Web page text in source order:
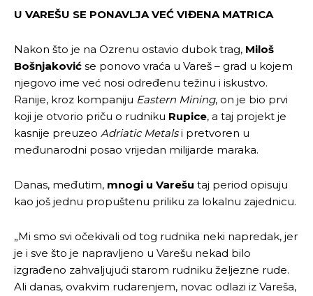
U VAREŠU SE PONAVLJA VEĆ VIĐENA MATRICA
Nakon što je na Ozrenu ostavio dubok trag, Miloš
Bošnjaković se ponovo vraća u Vareš – grad u kojem
njegovo ime već nosi određenu težinu i iskustvo.
Ranije, kroz kompaniju Eastern Mining, on je bio prvi
koji je otvorio priču o rudniku Rupice, a taj projekt je
kasnije preuzeo Adriatic Metalsi pretvoren u
međunarodni posao vrijedan milijarde maraka.
Danas, međutim, mnogi u Varešu taj period opisuju
kao još jednu propuštenu priliku za lokalnu zajednicu.
„Mi smo svi očekivali od tog rudnika neki napredak, jer
je i sve što je napravljeno u Varešu nekad bilo
izgrađeno zahvaljujući starom rudniku željezne rude.
Ali danas, ovakvim rudarenjem, novac odlazi iz Vareša,